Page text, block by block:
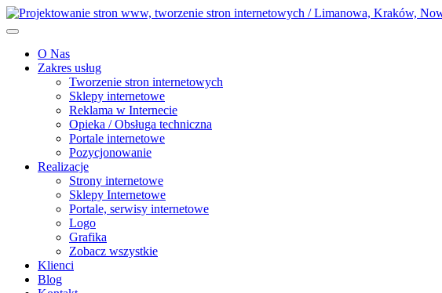
O Nas
Zakres usług
Tworzenie stron internetowych
Sklepy internetowe
Reklama w Internecie
Opieka / Obsługa techniczna
Portale internetowe
Pozycjonowanie
Realizacje
Strony internetowe
Sklepy Internetowe
Portale, serwisy internetowe
Logo
Grafika
Zobacz wszystkie
Klienci
Blog